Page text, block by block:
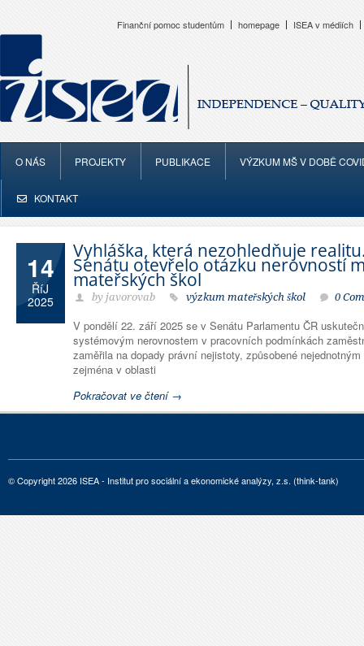
Finanční pomoc studentům homepage ISEA v médiích
O NÁS PROJEKTY PUBLIKACE VÝZKUM MŠ V DOBĚ
KONTAKT
14
ŘíJ
2025
Vyhláška, která nezohledňuje
Senátu otevřelo otázku nerovností
mateřských škol
by javorovab výzkum mateřských škol 0
V pondělí 22. září 2025 se v Senátu Parlamentu ČR
systémovým nerovnostem v pracovních podmínkách
zaměřila na dopady právní nejistoty, způsobené
zejména v oblasti
Pokračovat ve čtení →
© Copyright 2026 ISEA - Institut pro sociální a ekonomické analýzy, z.s. (think-tank)